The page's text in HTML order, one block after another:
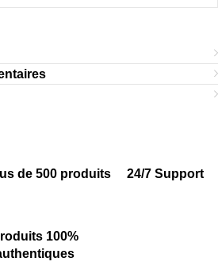
de 500 produits 24/7 Support
100%